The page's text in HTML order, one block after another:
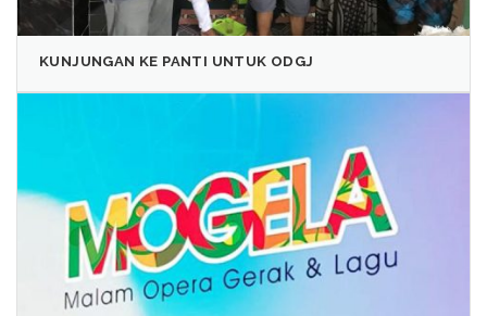
KUNJUNGAN KE PANTI UNTUK ODGJ